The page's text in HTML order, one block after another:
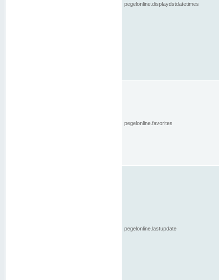
pegelonline.displaydstdatetimes
pegelonline.favorites
pegelonline.lastupdate